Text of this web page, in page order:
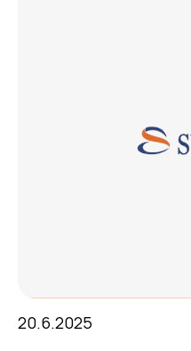
20.6.2025